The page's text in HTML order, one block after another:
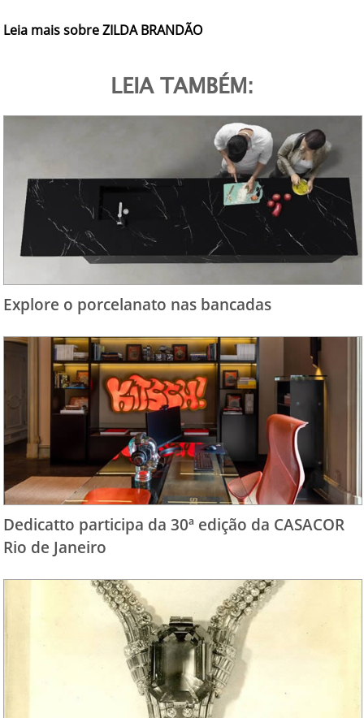
Leia mais sobre ZILDA BRANDÃO
LEIA TAMBÉM:
Explore o porcelanato nas bancadas
Dedicatto participa da 30ª edição da CASACOR
Rio de Janeiro